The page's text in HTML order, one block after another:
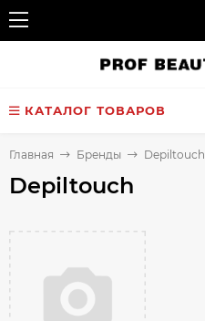
КАТАЛОГ ТОВАРОВ
Главная Бренды Depiltouch
Depiltouch